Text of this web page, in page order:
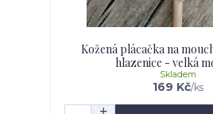
Kožená plácačka na
hlazenice - velká
169 Kč/ks
Skladem